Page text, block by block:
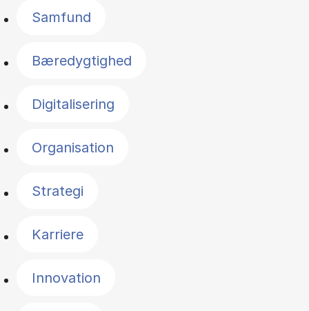
Samfund
Bæredygtighed
Digitalisering
Organisation
Strategi
Karriere
Innovation